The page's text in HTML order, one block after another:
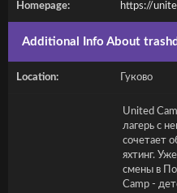
Homepage: https://
Additional Info About
Location: Гуково
United
лагерь с
сочетает
яхтинг.
смены в
Camp -